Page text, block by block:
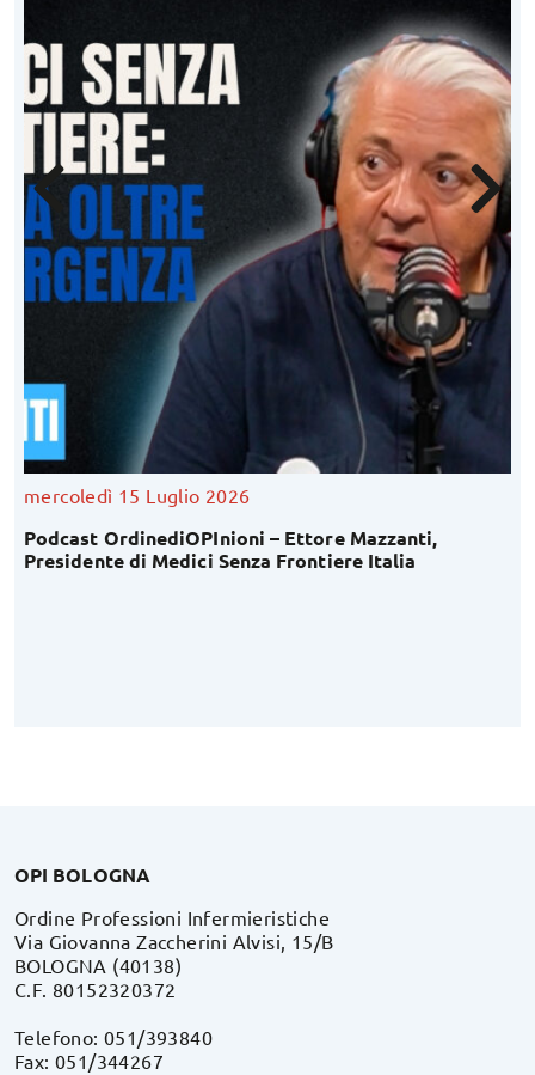
mercoledì 15 Luglio 2026
Podcast OrdinediOPInioni – Ettore Mazzanti,
Presidente di Medici Senza Frontiere Italia
OPI BOLOGNA
Ordine Professioni Infermieristiche
Via Giovanna Zaccherini Alvisi, 15/B
BOLOGNA (40138)
C.F. 80152320372
Telefono: 051/393840
Fax: 051/344267